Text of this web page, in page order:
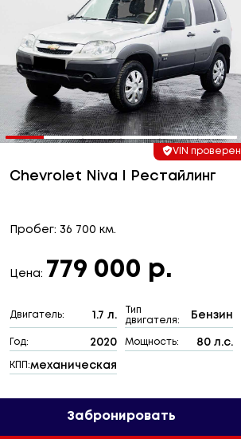
VIN проверен
Chevrolet Niva I Рестайлинг
Пробег: 36 700 км.
Цена: 779 000 р.
Двигатель: 1.7 л.
Тип
двигателя:
Бензин
Год: 2020 Мощность: 80 л.с.
КПП:механическая
Забронировать